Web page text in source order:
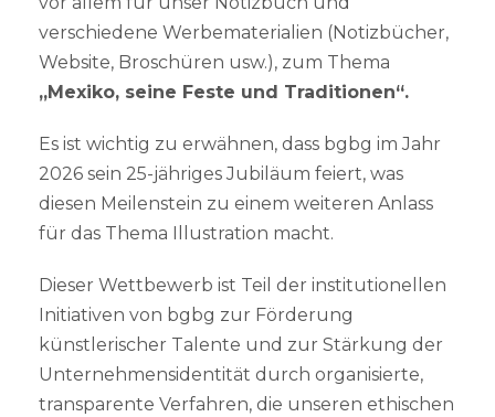
verschiedene Werbematerialien (Notizbücher,
Website, Broschüren usw.), zum Thema
„Mexiko, seine Feste und Traditionen“.
Es ist wichtig zu erwähnen, dass bgbg im Jahr
2026 sein 25-jähriges Jubiläum feiert, was
diesen Meilenstein zu einem weiteren Anlass
für das Thema Illustration macht.
Dieser Wettbewerb ist Teil der institutionellen
Initiativen von bgbg zur Förderung
künstlerischer Talente und zur Stärkung der
Unternehmensidentität durch organisierte,
transparente Verfahren, die unseren ethischen